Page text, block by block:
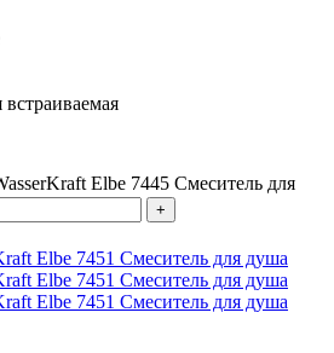
Elbe 7445 Смеситель для